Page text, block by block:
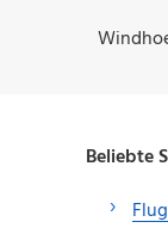
Beliebte